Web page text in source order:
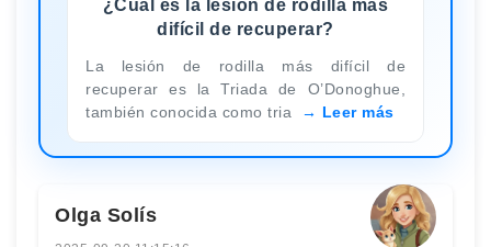
¿Cuál es la lesión de rodilla más
difícil de recuperar?
La lesión de rodilla más difícil de
recuperar es la Triada de O’Donoghue,
también conocida como tria
Leer más
Olga Solís